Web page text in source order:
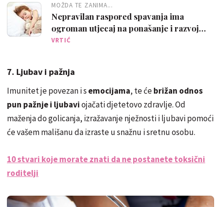
MOŽDA TE ZANIMA...
Nepravilan raspored spavanja ima
ogroman utjecaj na ponašanje i razvoj
djeteta
VRTIĆ
7. Ljubav i pažnja
Imunitet je povezan i semocijama, te ćebrižan odnos
pun pažnje i ljubaviojačati djetetovo zdravlje. Od
maženja do golicanja, izražavanje nježnosti i ljubavi pomoći
će vašem mališanu da izraste u snažnu i sretnu osobu.
10 stvari koje morate znati da ne postanete toksični
roditelji